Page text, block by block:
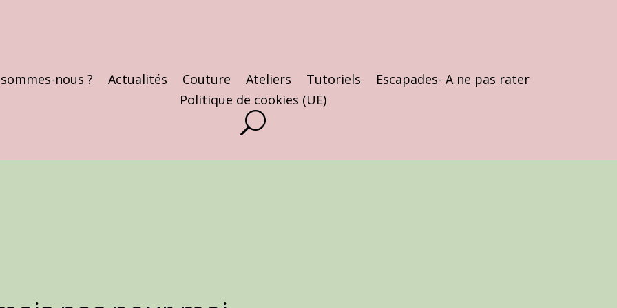
nous ? Actualités Couture Ateliers Tutoriels
Escapades- A ne pas rater
Politique de cookies (UE)